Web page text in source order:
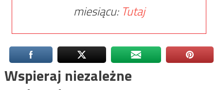
miesiącu: Tutaj
Wspieraj niezależne